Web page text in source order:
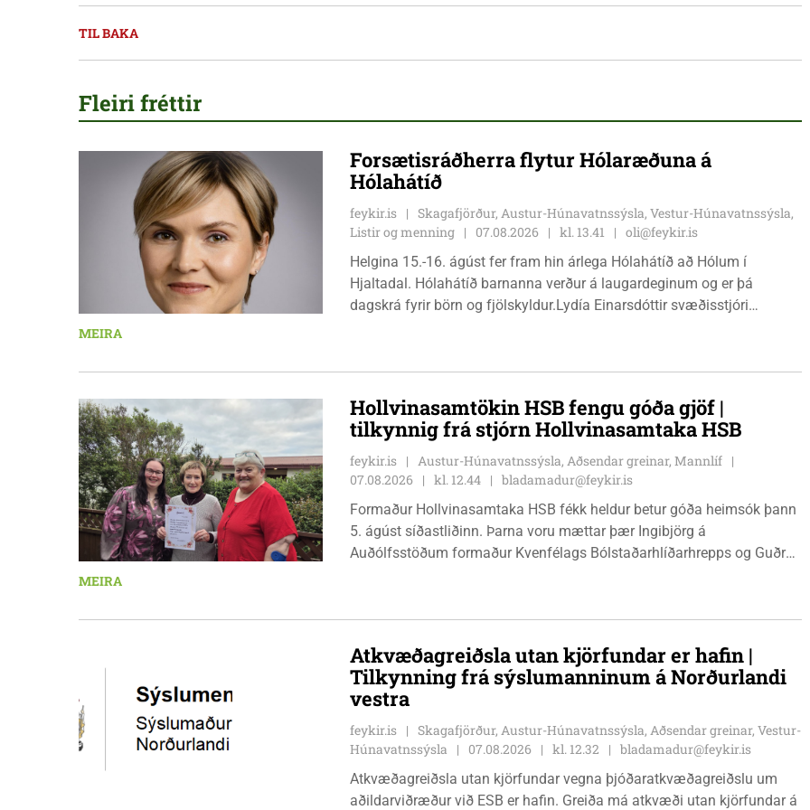
TIL BAKA
Fleiri fréttir
Forsætisráðherra flytur Hólaræðuna á
Hólahátíð
feykir.is
Skagafjörður, Austur-Húnavatnssýsla, Vestur-Húnavatnssýsla,
Listir og menning
07.08.2026 kl. 13.41
oli@feykir.is
Helgina 15.-16. ágúst fer fram hin árlega Hólahátíð að Hólum í
Hjaltadal. Hólahátíð barnanna verður á laugardeginum og er þá
dagskrá fyrir börn og fjölskyldur.Lydía Einarsdóttir svæðisstjóri
MEIRA
Hollvinasamtökin HSB fengu góða gjöf |
tilkynnig frá stjórn Hollvinasamtaka HSB
feykir.is
Austur-Húnavatnssýsla, Aðsendar greinar, Mannlíf
07.08.2026
kl. 12.44
bladamadur@feykir.is
Formaður Hollvinasamtaka HSB fékk heldur betur góða heimsók þann
5. ágúst síðastliðinn. Þarna voru mættar þær Ingibjörg á
Auðólfsstöðum formaður Kvenfélags Bólstaðarhlíðarhrepps og Guðrún
höggbylgjutæki í aðstöðu sjúkraþjálfara.
MEIRA
Atkvæðagreiðsla utan kjörfundar er hafin |
Tilkynning frá sýslumanninum á Norðurlandi
vestra
feykir.is
Skagafjörður, Austur-Húnavatnssýsla, Aðsendar greinar, Vestur-
Húnavatnssýsla
07.08.2026 kl. 12.32
bladamadur@feykir.is
Atkvæðagreiðsla utan kjörfundar vegna þjóðaratkvæðagreiðslu um
aðildarviðræður við ESB er hafin. Greiða má atkvæði utan kjörfundar á